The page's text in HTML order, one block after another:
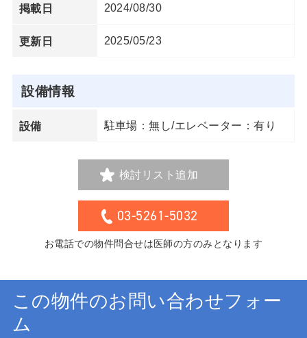
掲載日 2024/08/30
更新日 2025/05/23
設備情報
設備 駐車場：無し/エレベーター：有り
検討リスト追加
03-5261-5032
お電話での物件問合せは医師の方のみとなります
この物件のお問い合わせフォー
ム